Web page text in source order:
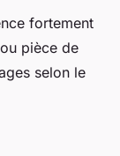
fortement
pièce de
selon le